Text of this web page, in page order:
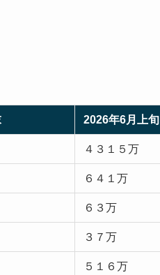
2026年6月上旬
４３１５万
６４１万
６３万
３７万
５１６万